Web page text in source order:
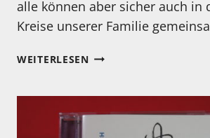
alle können aber sicher auch in
Kreise unserer Familie
WEITERLESENMEINE
2020